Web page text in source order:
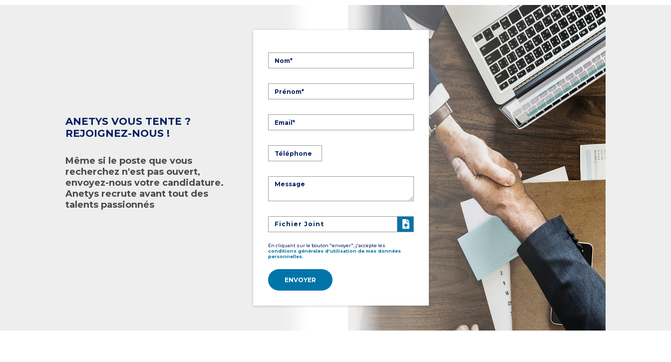
ANETYS VOUS TENTE ?
REJOIGNEZ-NOUS !
Même si le poste que vous
recherchez n'est pas ouvert,
envoyez-nous votre candidature.
Anetys recrute avant tout des
talents passionnés
Fichier Joint
En cliquant sur le bouton "envoyer", j'accepte les
conditions générales d'utilisation de mes données
personnelles.
ENVOYER